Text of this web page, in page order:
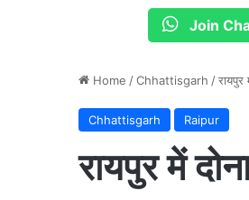
Join
Home /Chhattisgarh /रायपुर
Chhattisgarh Raipur
रायपुर में